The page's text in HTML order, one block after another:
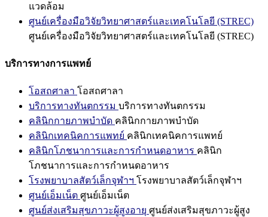
แวดล้อม
ศูนย์เครื่องมือวิจัยวิทยาศาสตร์และเทคโนโลยี (STREC)
ศูนย์เครื่องมือวิจัยวิทยาศาสตร์และเทคโนโลยี (STREC)
บริการทางการแพทย์
โอสถศาลา โอสถศาลา
บริการทางทันตกรรม บริการทางทันตกรรม
คลินิกกายภาพบำบัด คลินิกกายภาพบำบัด
คลินิกเทคนิคการแพทย์ คลินิกเทคนิคการแพทย์
คลินิกโภชนาการและการกำหนดอาหาร คลินิก
โภชนาการและการกำหนดอาหาร
โรงพยาบาลสัตว์เล็กจุฬาฯ โรงพยาบาลสัตว์เล็กจุฬาฯ
ศูนย์เอ็มเน็ต ศูนย์เอ็มเน็ต
ศูนย์ส่งเสริมสุขภาวะผู้สูงอายุ ศูนย์ส่งเสริมสุขภาวะผู้สูง